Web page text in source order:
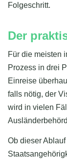
Folgeschritt.
Der
Für die meisten
Prozess in drei
Einreise
falls nötig, der
wird in vielen
Ob dieser